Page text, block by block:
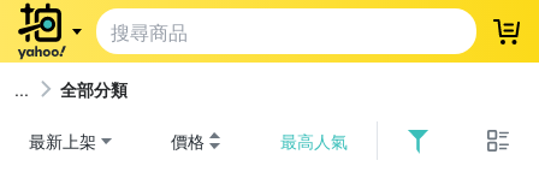
登
全部分類
最新上架 價格 最高人氣